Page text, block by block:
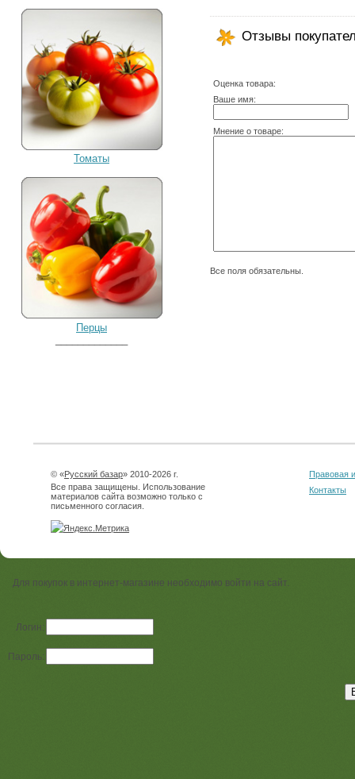
Томаты
Перцы
Отзывы
Оценка товара:
Ваше имя:
Мнение о товаре:
Все поля обязательны.
© «Русский базар» 2010-2026 г.
Все права защищены. Использование
материалов сайта возможно только с
письменного согласия.
Правовая
Контакты
Для покупок в интернет-магазине необходимо войти на сайт.
Логин:
Пароль: